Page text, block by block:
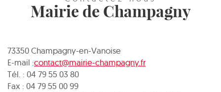
Mairie de Champagny
73350 Champagny-en-Vanoise
E-mail :contact@mairie-champagny.fr
Tél. : 04 79 55 03 80
Fax : 04 79 55 00 99